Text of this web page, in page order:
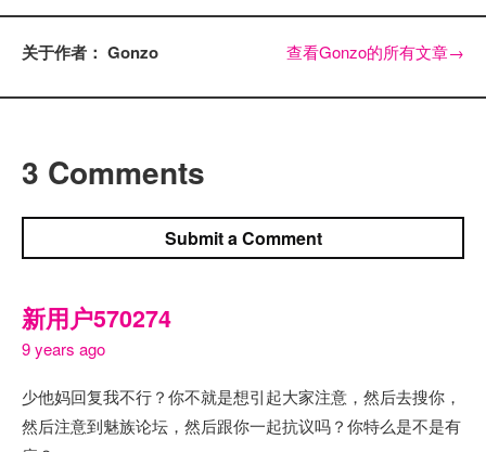
关于作者： Gonzo 查看Gonzo的所有文章→
3 Comments
Submit a Comment
新用户570274
9 years ago
少他妈回复我不行？你不就是想引起大家注意，然后去搜你，
然后注意到魅族论坛，然后跟你一起抗议吗？你特么是不是有